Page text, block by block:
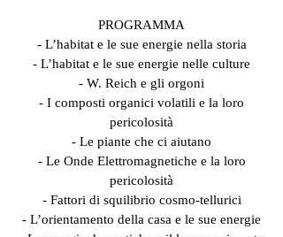
PROGRAMMA
- L’habitat e le sue energie nella storia
- L’habitat e le sue energie nelle culture
- W. Reich e gli orgoni
- I composti organici volatili e la loro
pericolosità
- Le piante che ci aiutano
- Le Onde Elettromagnetiche e la loro
pericolosità
- Fattori di squilibrio cosmo-tellurici
- L’orientamento della casa e le sue energie